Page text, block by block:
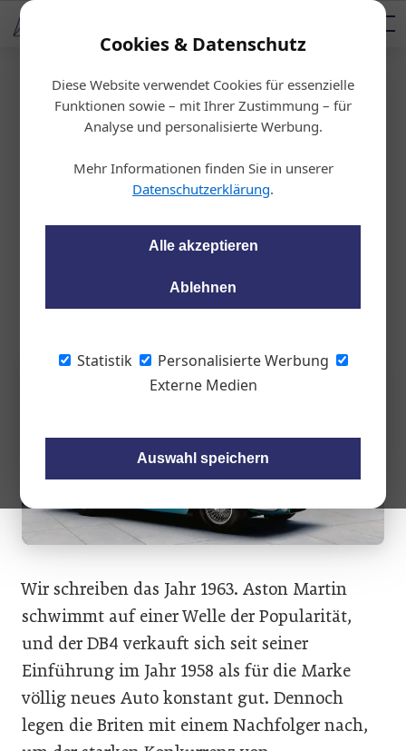
Cookies & Datenschutz
Diese Website verwendet Cookies für essenzielle
Funktionen sowie – mit Ihrer Zustimmung – für
Analyse und personalisierte Werbung.
Mehr Informationen finden Sie in unserer
Datenschutzerklärung.
Alle akzeptieren
Ablehnen
Statistik
Personalisierte Werbung
Externe Medien
Auswahl speichern
AUTOMOTIVE AKADEMIE
Podcast
Startseite/Auto & Politik
Blech-Legende
Ein Dienstwagen für 007
20.12.2023, 12:02 Uhr
öffnen die Türe und erleben auf der Frankfurter
Automobilausstellung die Geburt einer Legende.
Wir schreiben das Jahr 1963. Aston Martin
schwimmt auf einer Welle der Popularität,
und der DB4 verkauft sich seit seiner
Einführung im Jahr 1958 als für die Marke
völlig neues Auto konstant gut. Dennoch
legen die Briten mit einem Nachfolger nach,